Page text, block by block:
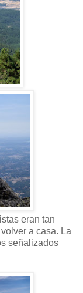
eran tan
a casa. La
señalizados